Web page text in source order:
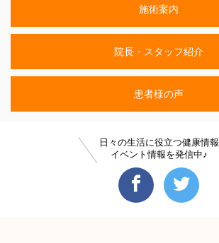
施術案内
院長・スタッフ紹介
患者様の声
日々の生活に役立つ健康情報
イベント情報を発信中♪